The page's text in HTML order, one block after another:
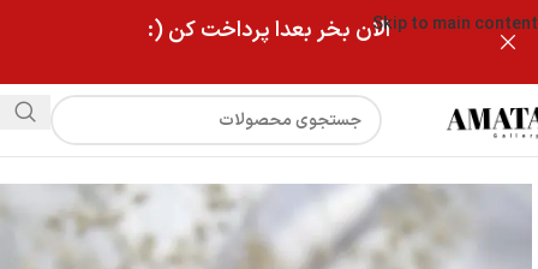
Skip to main contentالان بخر بعدا پرداخت کن (:
فروشگاه گردنبند استیل طلایی دخترانه